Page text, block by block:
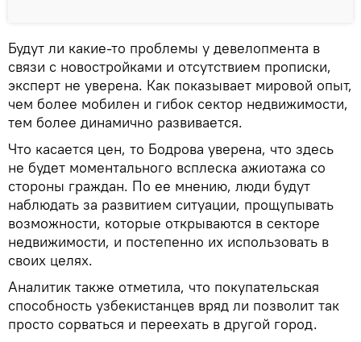
Будут ли какие-то проблемы у девелопмента в
связи с новостройками и отсутствием прописки,
эксперт не уверена. Как показывает мировой опыт,
чем более мобилен и гибок сектор недвижимости,
тем более динамично развивается.
Что касается цен, то Бодрова уверена, что здесь
не будет моментального всплеска ажиотажа со
стороны граждан. По ее мнению, люди будут
наблюдать за развитием ситуации, прощупывать
возможности, которые открываются в секторе
недвижимости, и постепенно их использовать в
своих целях.
Аналитик также отметила, что покупательская
способность узбекистанцев вряд ли позволит так
просто сорваться и переехать в другой город.